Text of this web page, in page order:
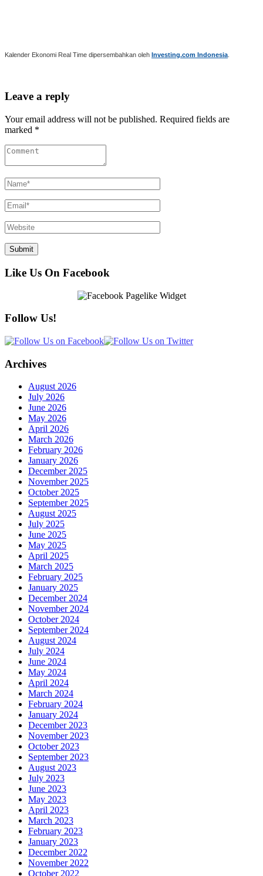
Kalender Ekonomi Real Time dipersembahkan oleh Investing.com Indonesia
Leave a reply
Your email address will not be published. Required fields are
marked *
Like Us On Facebook
Follow Us!
Archives
August 2026
July 2026
June 2026
May 2026
April 2026
March 2026
February 2026
January 2026
December 2025
November 2025
October 2025
September 2025
August 2025
July 2025
June 2025
May 2025
April 2025
March 2025
February 2025
January 2025
December 2024
November 2024
October 2024
September 2024
August 2024
July 2024
June 2024
May 2024
April 2024
March 2024
February 2024
January 2024
December 2023
November 2023
October 2023
September 2023
August 2023
July 2023
June 2023
May 2023
April 2023
March 2023
February 2023
January 2023
December 2022
November 2022
October 2022